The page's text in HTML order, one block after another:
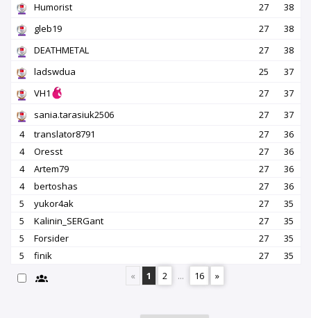
Humorist
27
38
gleb19
27
38
DEATHMETAL
27
38
ladswdua
25
37
VH1
27
37
sania.tarasiuk2506
27
37
4
translator8791 27
36
4
Oresst 27
36
4
Artem79 27
36
4
bertoshas 27
36
5
yukor4ak 27
35
5
Kalinin_SERGant 27
35
5
Forsider 27
35
5
finik 27
35
«
1 2 ... 16 »